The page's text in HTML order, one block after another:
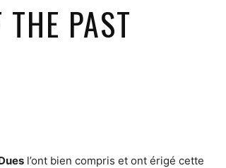
PAST
l’ont bien compris et ont érigé cette